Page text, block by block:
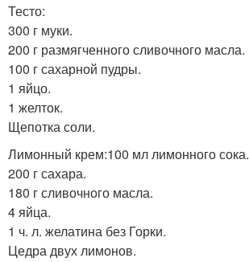
Тесто:
300 г муки.
200 г размягченного сливочного масла.
100 г сахарной пудры.
1 яйцо.
1 желток.
Щепотка соли.
Лимонный крем:100 мл лимонного сока.
200 г сахара.
180 г сливочного масла.
4 яйца.
1 ч. л. желатина без Горки.
Цедра двух лимонов.